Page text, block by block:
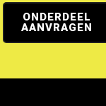
ONDERDEEL
AANVRAGEN